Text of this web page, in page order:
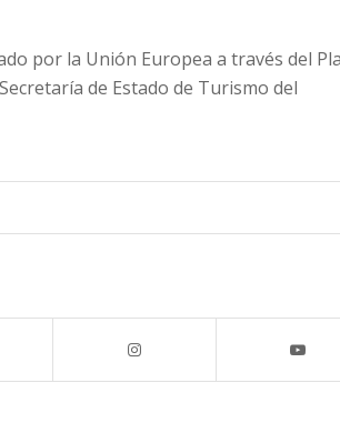
por la Unión Europea a través del
de Estado de Turismo del